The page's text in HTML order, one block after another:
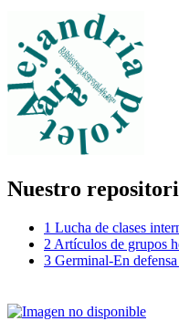
Nuestro
1 Lucha de clases
2 Artículos de grupos
3 Germinal-En